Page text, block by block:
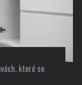
které se